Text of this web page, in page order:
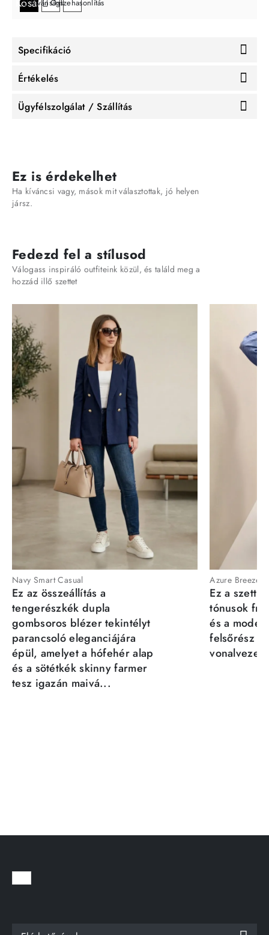
Kívánságlistára
Összehasonlítás
Specifikáció
Értékelés
Ügyfélszolgálat / Szállítás
Ez is érdekelhet
Ha kíváncsi vagy, mások mit választottak, jó helyen
jársz.
Fedezd fel a stílusod
Válogass inspiráló outfiteink közül, és találd meg a
hozzád illő szettet
Navy Smart Casual
Ez az összeállítás a
tengerészkék dupla
gombsoros blézer tekintélyt
parancsoló eleganciájára
épül, amelyet a hófehér alap
és a sötétkék skinny farmer
tesz igazán maivá...
Azure Breeze
Ez a szett
tónusok
és a
felsőrész